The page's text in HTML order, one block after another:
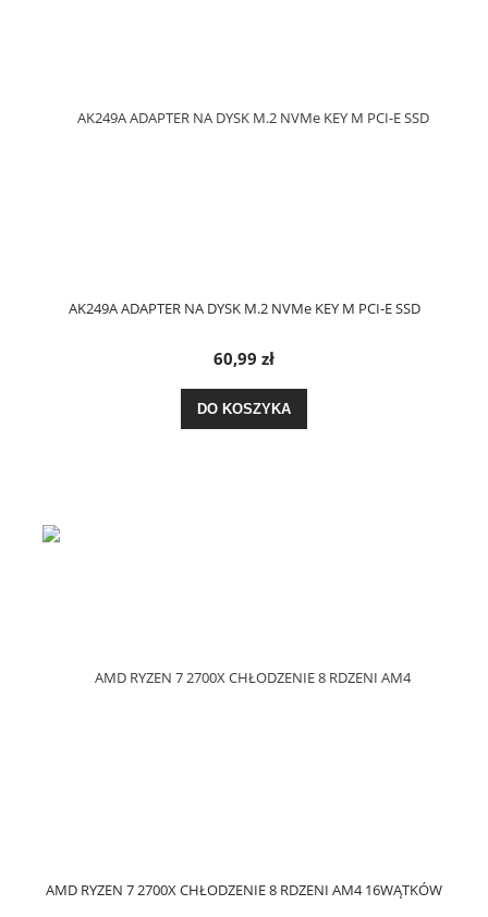
AK249A ADAPTER NA DYSK M.2 NVMe KEY M PCI-E SSD
60,99 zł
DO KOSZYKA
AMD RYZEN 7 2700X CHŁODZENIE 8 RDZENI AM4 16WĄTKÓW